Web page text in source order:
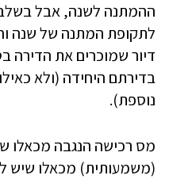
ההמתנה לשנה, אבל בשלב
לתקופת המתנה של שנה
דיור שמוכרים את הדירה
בדירתם היחידה (ולא
נוספת).
מס רכישה הנגבה מכאלו
(משמעותית) מכאלו שיש